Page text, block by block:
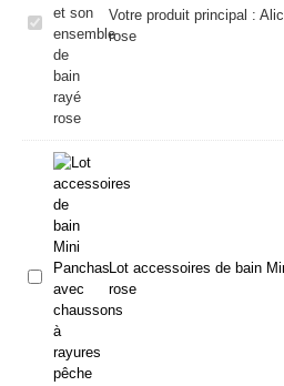
Alice
maison
ensemble
bain
rayé
rose
Votre produit principal :
rose
Lot
accessoires
bain
Mini
Panchas
avec
chaussons
Lot accessoires de bain
rose